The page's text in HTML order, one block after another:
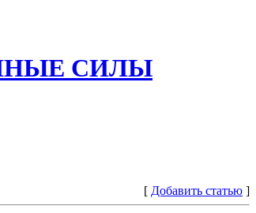
СИЛЫ
[ Добавить статью ]